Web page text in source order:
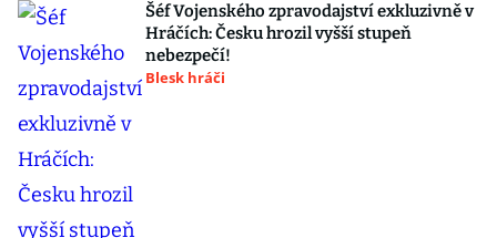
Šéf Vojenského zpravodajství exkluzivně v
Hráčích: Česku hrozil vyšší stupeň
nebezpečí!
Blesk hráči